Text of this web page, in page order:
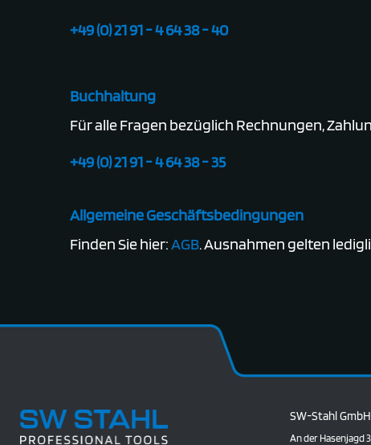
+49 (0) 21 91 - 4 64 38 - 40
Buchhaltung
Für alle Fragen bezüglich Rechnungen,
+49 (0) 21 91 - 4 64 38 - 35
Allgemeine Geschäftsbedingungen
Finden Sie hier:AGB. Ausnahmen gelten
SW-Stahl GmbH
An der Hasenjagd 3